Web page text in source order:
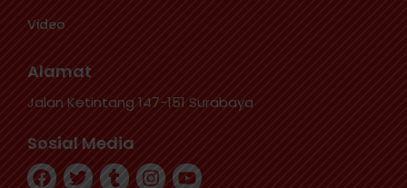
Video
Alamat
Jalan Ketintang 147-151 Surabaya
Sosial Media